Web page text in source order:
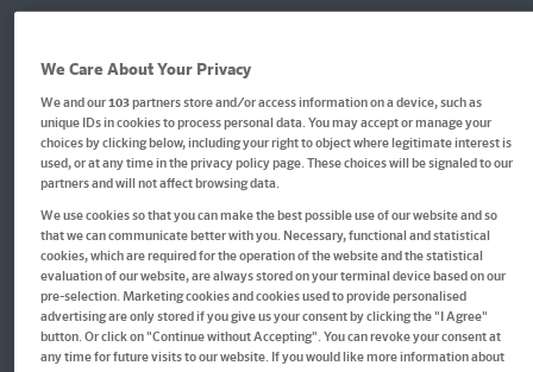
Im Buch blättern
Bibi & Tina: Die Gespensterjagd
We Care About Your Privacy
We and our103partners store and/or access information on a device, such as
unique IDs in cookies to process personal data. You may accept or manage your
choices by clicking below, including your right to object where legitimate interest is
used, or at any time in the privacy policy page. These choices will be signaled to our
partners and will not affect browsing data.
We use cookies so that you can make the best possible use of our website and so
that we can communicate better with you. Necessary, functional and statistical
cookies, which are required for the operation of the website and the statistical
evaluation of our website, are always stored on your terminal device based on our
pre-selection. Marketing cookies and cookies used to provide personalised
advertising are only stored if you give us your consent by clicking the "I Agree"
button. Or click on "Continue without Accepting". You can revoke your consent at
any time for future visits to our website. If you would like more information about